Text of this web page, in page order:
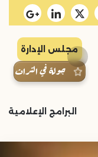
مجلس الإدارة
جولة في التراث
البرامج الإعلامية